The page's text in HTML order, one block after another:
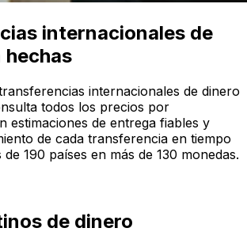
internacionales de
hechas
internacionales de dinero
todos los precios por
estimaciones de entrega fiables y
de cada transferencia en tiempo
190 países en más de 130 monedas.
de dinero